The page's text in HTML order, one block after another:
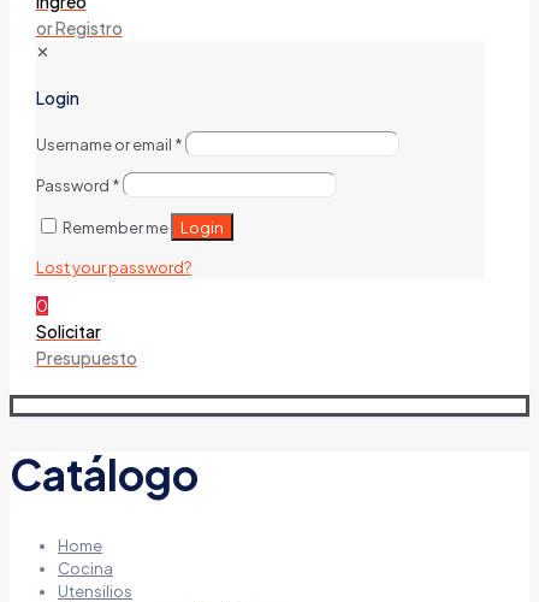
or Registro
✕
Login
Username or email *
Password *
Remember me Login
Lost your password?
0
Solicitar
Presupuesto
Catálogo
Home
Cocina
Utensilios